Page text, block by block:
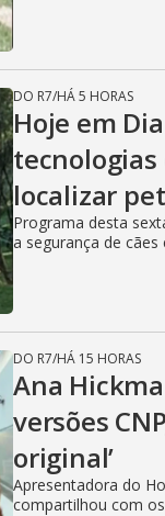
DO R7/HÁ 5 HORAS
Hoje em
localizar
Programa desta
a segurança de cães
DO R7/HÁ 15 HORAS
Ana
versões
original’
Apresentadora do
compartilhou com